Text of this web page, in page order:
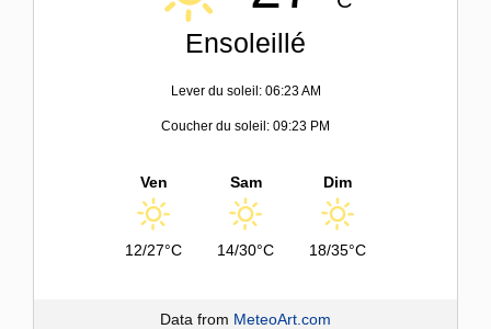
Ensoleillé
Lever du soleil: 06:23 AM
Coucher du soleil: 09:23 PM
Ven
12/27°C
Sam
14/30°C
Dim
18/35°C
Data from MeteoArt.com